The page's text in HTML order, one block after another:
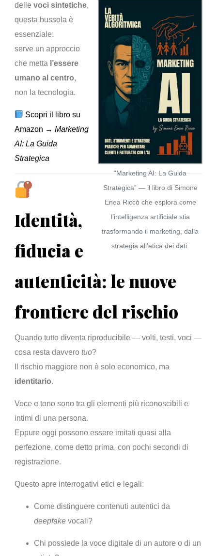
“Marketing AI: La Guida
Strategica” — il libro di Simone
Enea Riccò che esplora come
l’intelligenza artificiale stia
trasformando il marketing, dalla
strategia all’etica dei dati.
delle voci sintetiche,
questa bussola è
essenziale:
serve un approccio
che metta l’essere
umano al centro,
non la tecnologia.
Scopri il libro su
Amazon → Marketing
AI: La Guida
Strategica
Identità,
fiducia e
autenticità: le nuove
frontiere del rischio
Quando tutto diventa riproducibile — volti, testi, voci —
cosa resta davvero tuo?
Il rischio maggiore non è solo economico, ma
identitario.
Voce e tono sono tra gli elementi più riconoscibili e
intimi di una persona.
Eppure oggi possono essere imitati quasi alla
perfezione, come detto prima, con pochi secondi di
registrazione.
Questo apre interrogativi etici e legali:
Come distinguere contenuti autentici da
deepfake vocali?
Chi possiede la voce digitale di un autore o di un